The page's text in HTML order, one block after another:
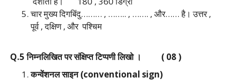
चार मुख्य दिगबिंदु……… , …….. , ……. , और…… है।उत्तर ,
पूर्व , दक्षिण , और पश्चिम
Q.5 निम्नलिखित पर संक्षिप्त टिप्पणी लिखो । ( 08 )
कन्वेंशनल साइन (conventional sign)